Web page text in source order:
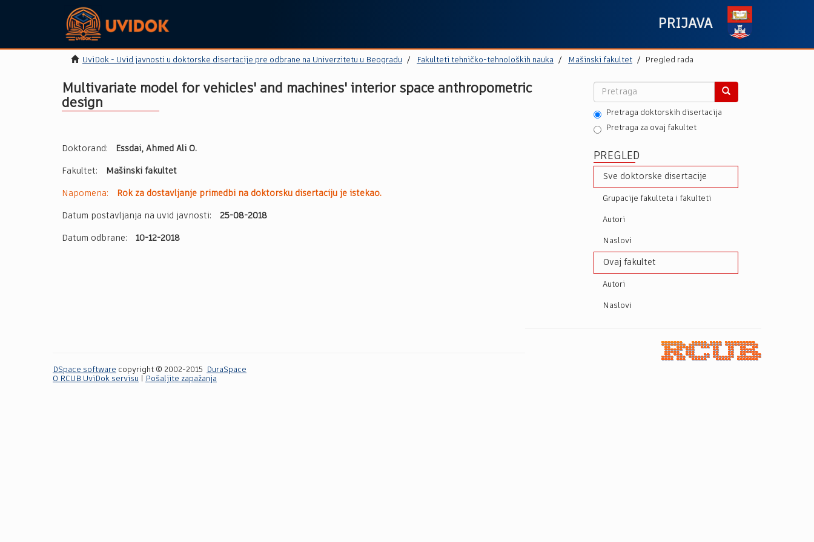
PRIJAVA
UviDok - Uvid javnosti u doktorske disertacije pre odbrane na Univerzitetu u Beogradu Fakulteti tehničko-tehnoloških nauka Mašinski fakultet Pregled rada
Multivariate model for vehicles' and machines' interior space anthropometric
design
Doktorand: Essdai, Ahmed Ali O.
Fakultet: Mašinski fakultet
Napomena: Rok za dostavljanje primedbi na doktorsku disertaciju je istekao.
Datum postavljanja na uvid javnosti: 25-08-2018
Datum odbrane: 10-12-2018
Pretraga doktorskih disertacija
Pretraga za ovaj fakultet
PREGLED
Sve doktorske disertacije
Grupacije fakulteta i fakulteti
Autori
Naslovi
Ovaj fakultet
Autori
Naslovi
DSpace software copyright © 2002-2015
DuraSpace
O RCUB UviDok servisu
Pošaljite zapažanja